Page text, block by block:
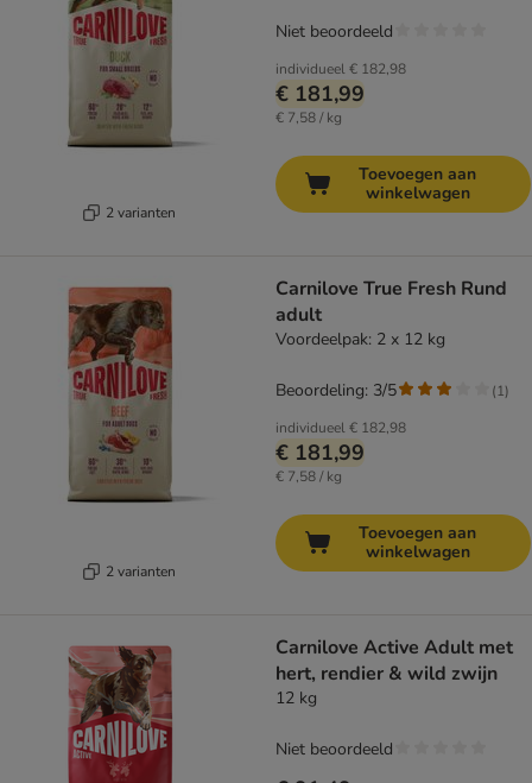
2 varianten
individueel€ 182,98
€ 181,99
€ 7,58 / kg
Niet beoordeeld
Toevoegen aan
winkelwagen
2 varianten
Carnilove True Fresh Rund
adult
Voordeelpak: 2 x 12 kg
individueel€ 182,98
€ 181,99
€ 7,58 / kg
Beoordeling: 3/5 (1)
Toevoegen aan
winkelwagen
Carnilove Active Adult met
hert, rendier & wild zwijn
12 kg
Niet beoordeeld